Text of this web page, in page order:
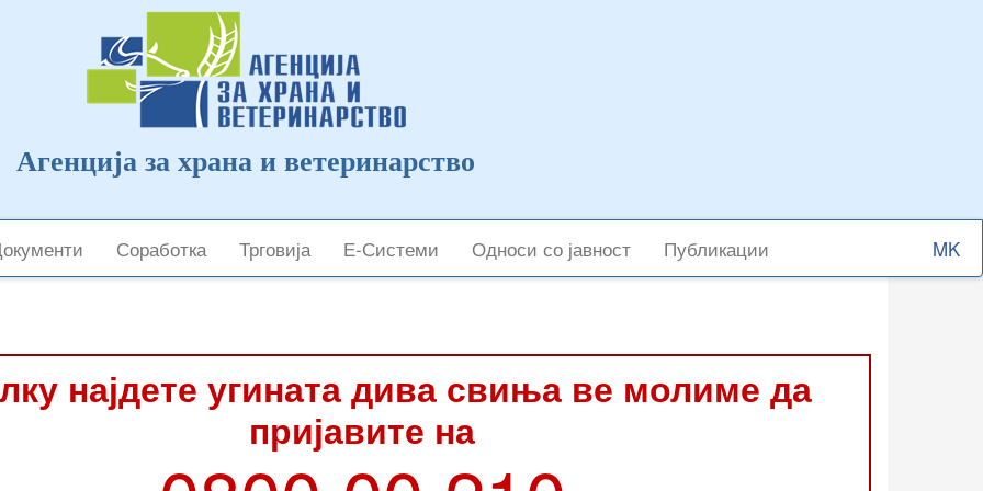
Агенција за храна и ветеринарство
Соработка Трговија Е-Системи Односи со јавност Публикации
Select
your
најдете угината дива свиња ве молиме да
пријавите на